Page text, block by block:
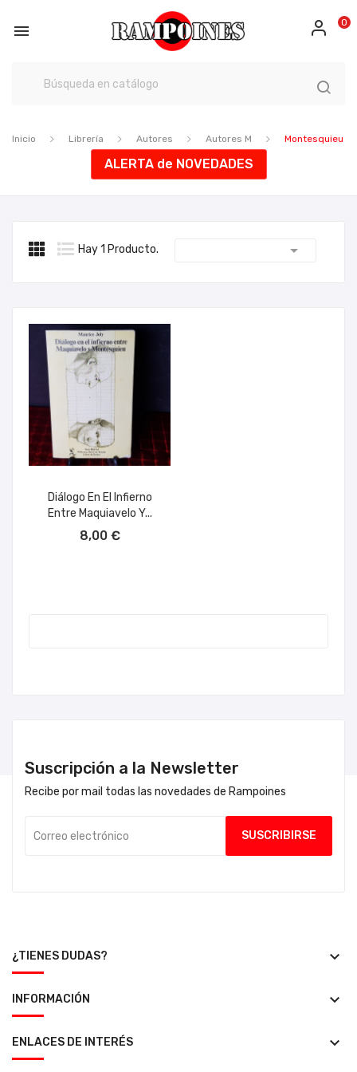
 0
Inicio Librería Autores Autores M Montesquieu
ALERTA de NOVEDADES
Hay 1 Producto. 
Diálogo En El Infierno
Entre Maquiavelo Y...
8,00 €
Suscripción a la Newsletter
Recibe por mail todas las novedades de Rampoines
¿TIENES DUDAS? keyboard_arrow_down
INFORMACIÓN keyboard_arrow_down
ENLACES DE INTERÉS keyboard_arrow_down